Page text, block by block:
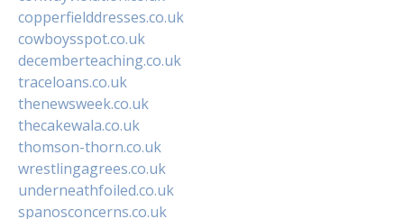
copperfielddresses.co.uk
cowboysspot.co.uk
decemberteaching.co.uk
traceloans.co.uk
thenewsweek.co.uk
thecakewala.co.uk
thomson-thorn.co.uk
wrestlingagrees.co.uk
underneathfoiled.co.uk
spanosconcerns.co.uk